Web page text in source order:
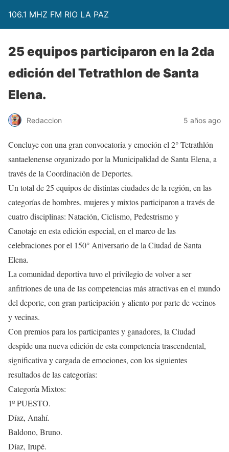
106.1 MHZ FM RIO LA PAZ
25 equipos participaron en la 2da
edición del Tetrathlon de Santa
Elena.
Redaccion 5 años ago
Concluye con una gran convocatoria y emoción el 2° Tetrathlón
santaelenense organizado por la Municipalidad de Santa Elena, a
través de la Coordinación de Deportes.
Un total de 25 equipos de distintas ciudades de la región, en las
categorías de hombres, mujeres y mixtos participaron a través de
cuatro disciplinas: Natación, Ciclismo, Pedestrismo y
Canotaje en esta edición especial, en el marco de las
celebraciones por el 150° Aniversario de la Ciudad de Santa
Elena.
La comunidad deportiva tuvo el privilegio de volver a ser
anfitriones de una de las competencias más atractivas en el mundo
del deporte, con gran participación y aliento por parte de vecinos
y vecinas.
Con premios para los participantes y ganadores, la Ciudad
despide una nueva edición de esta competencia trascendental,
significativa y cargada de emociones, con los siguientes
resultados de las categorías:
Categoría Mixtos:
1º PUESTO.
Díaz, Anahí.
Baldono, Bruno.
Díaz, Irupé.